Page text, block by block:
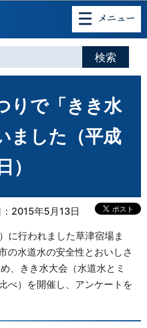
の本文へ移動
りで「きき水
ました（平成
2015年5月13日
に行われました草津宿場ま
の水道水の安全性とおいしさ
、きき水大会（水道水とミ
べ）を開催し、アンケートを